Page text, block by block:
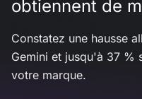
obtiennent de
Constatez une hausse
Gemini et jusqu'à 37 %
votre marque.